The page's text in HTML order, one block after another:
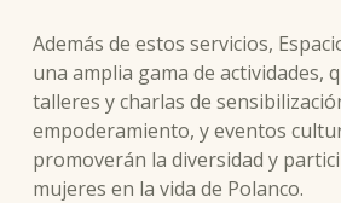
Además de estos servicios,
una amplia gama de actividades,
talleres y charlas de
empoderamiento, y eventos
promoverán la diversidad y
mujeres en la vida de Polanco.